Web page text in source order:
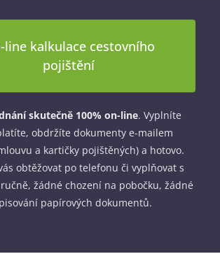
line kalkulace cestovního
pojištění
skutečně 100% on-line. Vyplníte
obdržíte dokumenty e-mailem
a kartičky pojištěných) a hotovo.
obtěžovat po telefonu či vyplňovat s
žádné chození na pobočku, žádné
papírových dokumentů.